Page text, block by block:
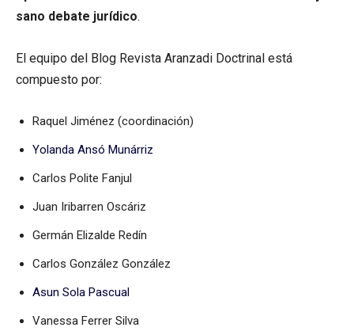
sano debate jurídico.
El equipo del Blog Revista Aranzadi Doctrinal está
compuesto por:
Raquel Jiménez (coordinación)
Yolanda Ansó Munárriz
Carlos Polite Fanjul
Juan Iribarren Oscáriz
Germán Elizalde Redín
Carlos González González
Asun Sola Pascual
Vanessa Ferrer Silva